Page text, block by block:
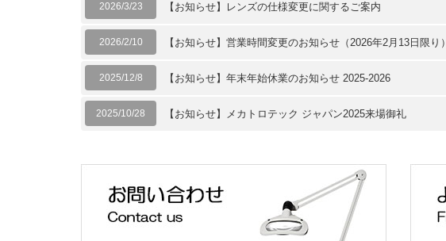
2026/3/23 【お知らせ】レンズの仕様変更に関するご案内
2026/2/10 【お知らせ】営業時間変更のお知らせ（2026年2月13日限り）
2025/12/8 【お知らせ】年末年始休業のお知らせ 2025-2026
2025/10/28 【お知らせ】メカトロテック ジャパン2025来場御礼